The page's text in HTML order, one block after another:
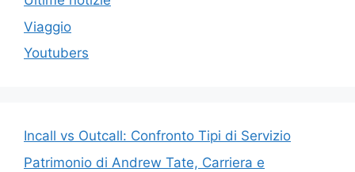
Viaggio
Youtubers
Incall vs Outcall: Confronto Tipi di Servizio
Patrimonio di Andrew Tate, Carriera e